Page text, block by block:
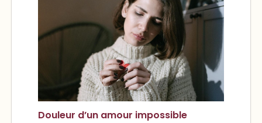
Douleur d’un amour impossible